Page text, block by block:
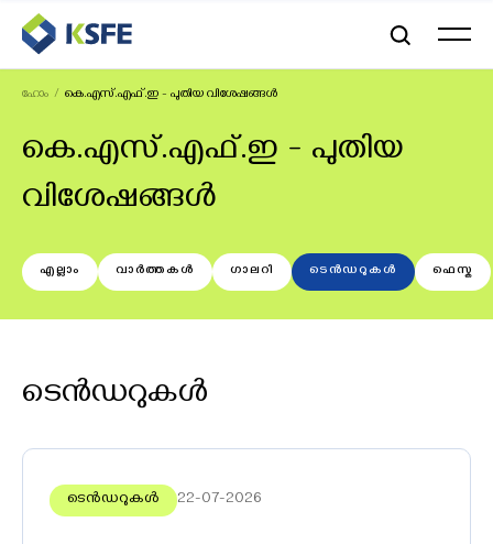
ഹോം കെ.എസ്.എഫ്.ഇ - പുതിയ വിശേഷങ്ങൾ
കെ.എസ്.എഫ്.ഇ - പുതിയ
വിശേഷങ്ങൾ
എല്ലാം വാർത്തകൾ ഗാലറി ടെൻഡറുകൾ ഫെസ്ക
ടെൻഡറുകൾ
ടെൻഡറുകൾ 22-07-2026